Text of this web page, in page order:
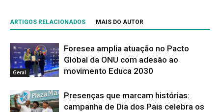
ARTIGOS RELACIONADOS MAIS DO AUTOR
Geral
Foresea amplia atuação no Pacto
Global da ONU com adesão ao
movimento Educa 2030
Presenças que marcam histórias:
campanha de Dia dos Pais celebra os